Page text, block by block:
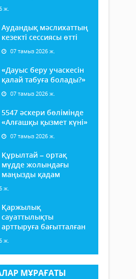
ж.
Аудандық мәслихаттың
кезекті сессиясы өтті
07 тамыз 2026 ж.
«Дауыс беру учаскесін
қалай табуға болады?»
07 тамыз 2026 ж.
5547 әскери бөлімінде
«Алғашқы қызмет күні»
07 тамыз 2026 ж.
Құрылтай – ортақ
мүдде жолындағы
маңызды қадам
ж.
Қаржылық
сауаттылықты
арттыруға бағытталған
ж.
МҰРАҒАТЫ